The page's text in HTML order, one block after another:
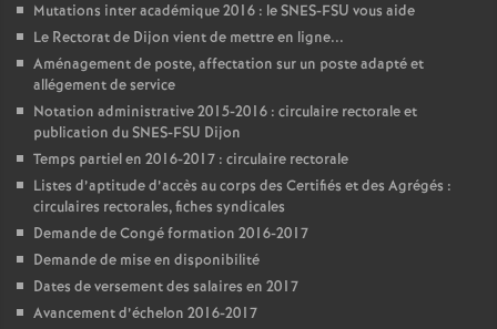
Mutations inter académique 2016 : le SNES-FSU vous aide
Le Rectorat de Dijon vient de mettre en ligne...
Aménagement de poste, affectation sur un poste adapté et
allégement de service
Notation administrative 2015-2016 : circulaire rectorale et
publication du SNES-FSU Dijon
Temps partiel en 2016-2017 : circulaire rectorale
Listes d’aptitude d’accès au corps des Certifiés et des Agrégés :
circulaires rectorales, fiches syndicales
Demande de Congé formation 2016-2017
Demande de mise en disponibilité
Dates de versement des salaires en 2017
Avancement d’échelon 2016-2017